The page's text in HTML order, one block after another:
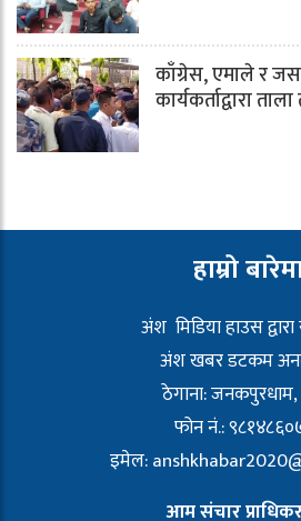
काँग्रेस, एमाले र
कार्यकर्ताद्वारा
हाम्रो
अंश मिडिया हाउस
अंश खबर डटकम
ठेगाना: जनकपुरधाम,
फोन नं.:
इमेल:
आम संचार